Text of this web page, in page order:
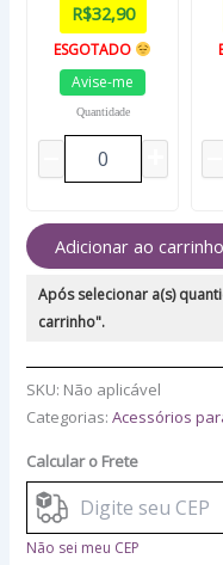
R$32,90
ESGOTADO
Avise-me
Quantidade
Adicionar ao carrinho
Após selecionar a(s)
carrinho".
SKU: Não aplicável
Categorias:Acessórios
Calcular o Frete
Não sei meu CEP